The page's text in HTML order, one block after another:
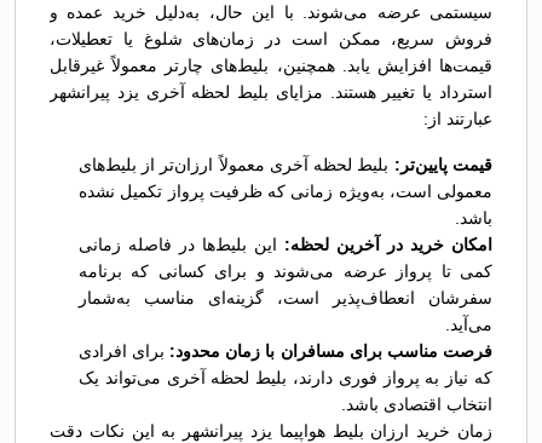
سیستمی عرضه می‌شوند. با این حال، به‌دلیل خرید عمده و
فروش سریع، ممکن است در زمان‌های شلوغ یا تعطیلات،
قیمت‌ها افزایش یابد. همچنین، بلیط‌های چارتر معمولاً غیرقابل
استرداد یا تغییر هستند. مزایای بلیط لحظه آخری یزد پیرانشهر
عبارتند از:
قیمت پایین‌تر: بلیط لحظه آخری معمولاً ارزان‌تر از بلیط‌های
معمولی است، به‌ویژه زمانی که ظرفیت پرواز تکمیل نشده
باشد.
امکان خرید در آخرین لحظه: این بلیط‌ها در فاصله زمانی
کمی تا پرواز عرضه می‌شوند و برای کسانی که برنامه
سفرشان انعطاف‌پذیر است، گزینه‌ای مناسب به‌شمار
می‌آید.
فرصت مناسب برای مسافران با زمان محدود: برای افرادی
که نیاز به پرواز فوری دارند، بلیط لحظه آخری می‌تواند یک
انتخاب اقتصادی باشد.
زمان خرید ارزان بلیط هواپیما یزد پیرانشهر به این نکات دقت